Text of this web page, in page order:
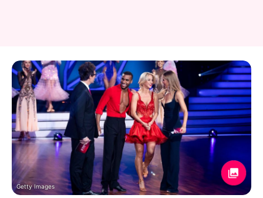
Getty Images